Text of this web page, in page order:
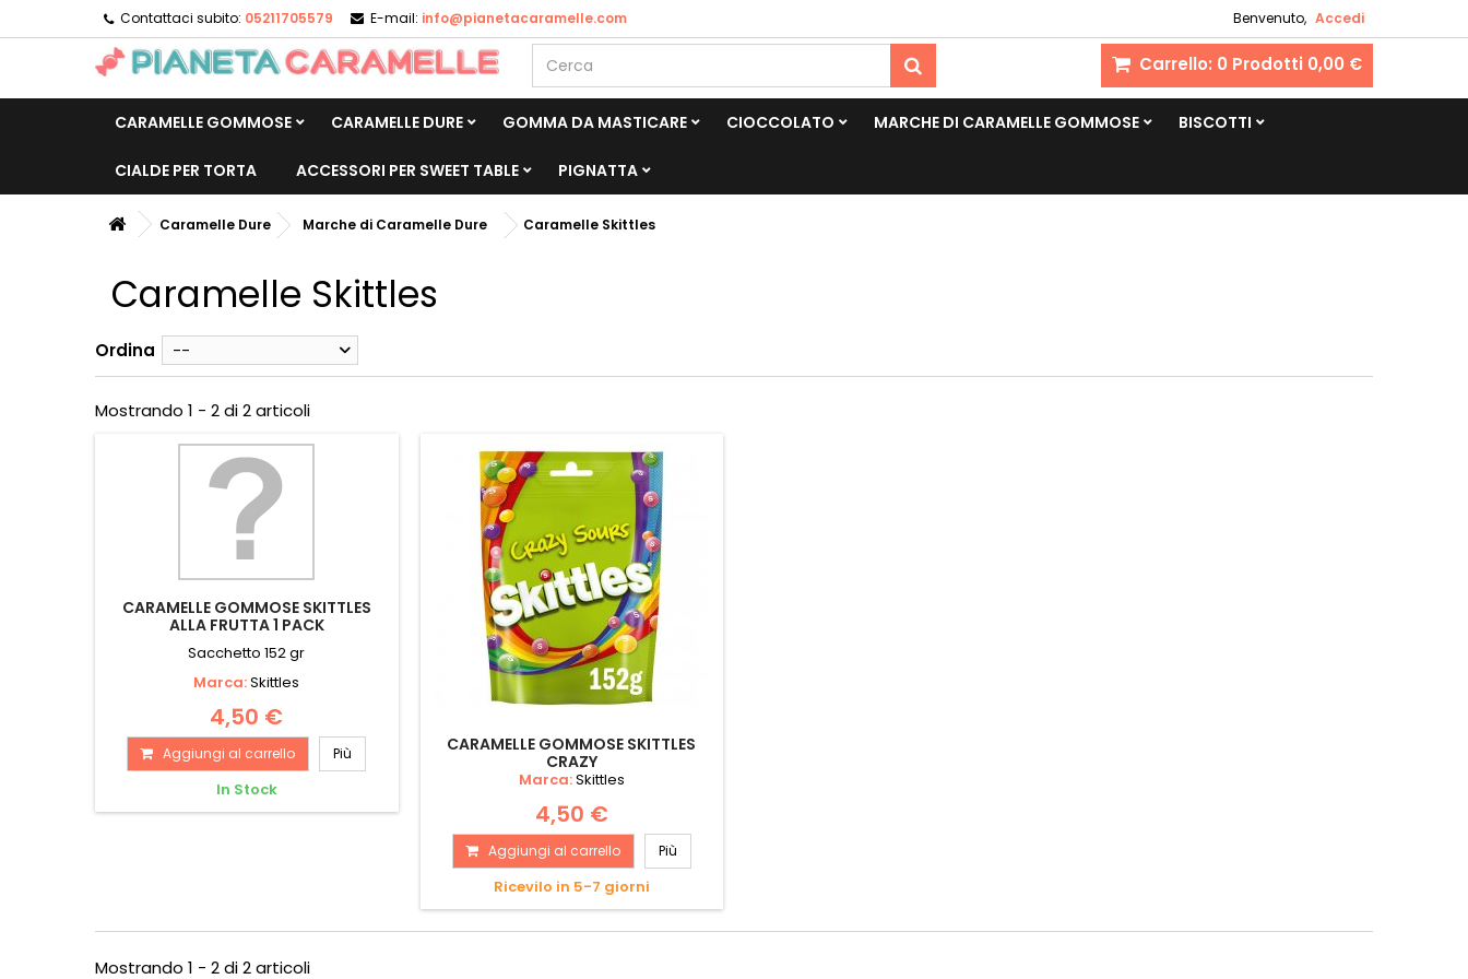
Benvenuto, Accedi
Contattaci subito: 05211705579 E-mail: info@pianetacaramelle.com
Carrello: 0 Prodotti 0,00 €
CARAMELLE GOMMOSE CARAMELLE DURE GOMMA DA MASTICARE CIOCCOLATO MARCHE DI CARAMELLE GOMMOSE BISCOTTI
CIALDE PER TORTA ACCESSORI PER SWEET TABLE PIGNATTA
Caramelle Dure Marche di Caramelle Dure Caramelle Skittles
Caramelle Skittles
Ordina --
Mostrando 1 - 2 di 2 articoli
CARAMELLE GOMMOSE SKITTLES
ALLA FRUTTA 1 PACK
Sacchetto 152 gr
Marca:Skittles
4,50 €
Aggiungi al carrello Più
In Stock
CARAMELLE GOMMOSE SKITTLES
CRAZY
Marca:Skittles
4,50 €
Aggiungi al carrello Più
Ricevilo in 5-7 giorni
Mostrando 1 - 2 di 2 articoli